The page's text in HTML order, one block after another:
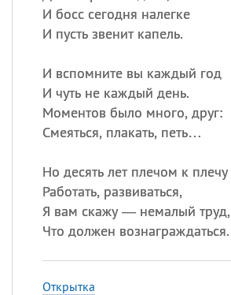
И босс сегодня налегке
И пусть звенит капель.
И вспомните вы каждый год
И чуть не каждый день.
Моментов было много, друг:
Смеяться, плакать, петь…
Но десять лет плечом к плечу
Работать, развиваться,
Я вам скажу — немалый труд,
Что должен вознаграждаться.
Открытка